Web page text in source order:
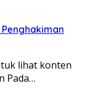
lihat konten
Pada…